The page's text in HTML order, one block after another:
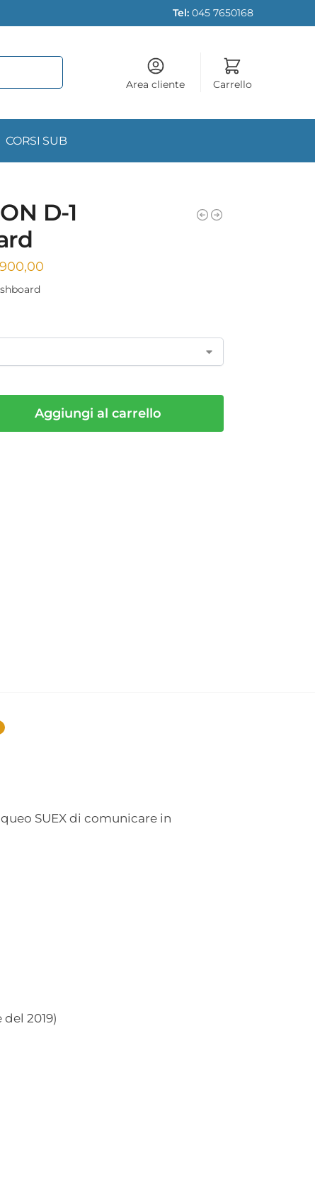
Tel: 045 7650168
Area cliente Carrello
CORSI SUB
D-1
Aggiungi al carrello
SUEX di comunicare in
2019)